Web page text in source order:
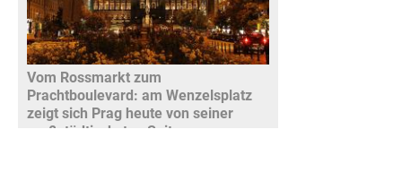
Vom Rossmarkt zum
Prachtboulevard: am Wenzelsplatz
zeigt sich Prag heute von seiner
großstädtischsten Seite